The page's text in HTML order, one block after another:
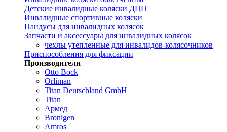
Детские инвалидные коляски ДЦП
Инвалидные спортивные коляски
Пандусы для инвалидных колясок
Запчасти и аксессуары для инвалидных колясок
чехлы утепленные для инвалидов-колясочников
Приспособления для фиксации
Производители
Otto Bock
Orliman
Titan Deutschland GmbH
Titan
Армед
Bronigen
Amros